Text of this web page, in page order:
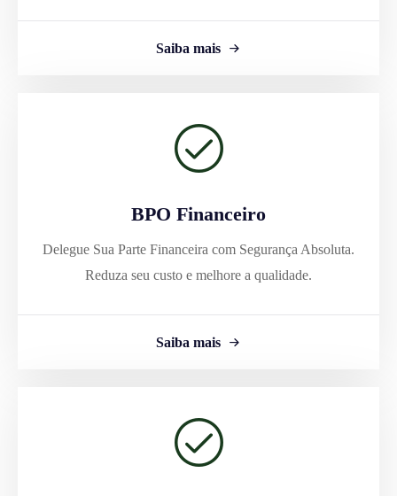
Saiba mais
BPO Financeiro
Delegue Sua Parte Financeira com Segurança Absoluta.
Reduza seu custo e melhore a qualidade.
Saiba mais